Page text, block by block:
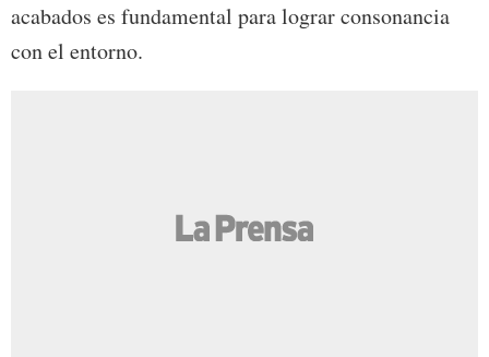
acabados es fundamental para lograr consonancia
con el entorno.